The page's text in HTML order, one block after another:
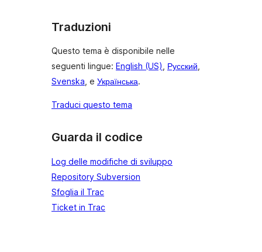
Traduzioni
Questo tema è disponibile nelle
seguenti lingue: English (US), Русский,
Svenska, e Українська.
Traduci questo tema
Guarda il codice
Log delle modifiche di sviluppo
Repository Subversion
Sfoglia il Trac
Ticket in Trac